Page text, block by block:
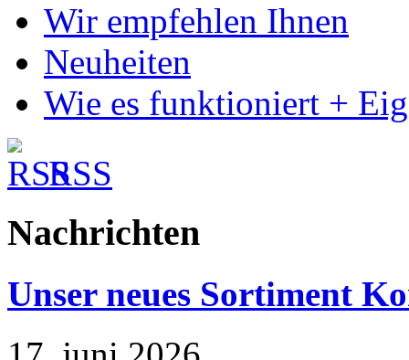
Wir empfehlen Ihnen
Neuheiten
Wie es funktioniert +
RSS
Nachrichten
Unser neues Sortiment